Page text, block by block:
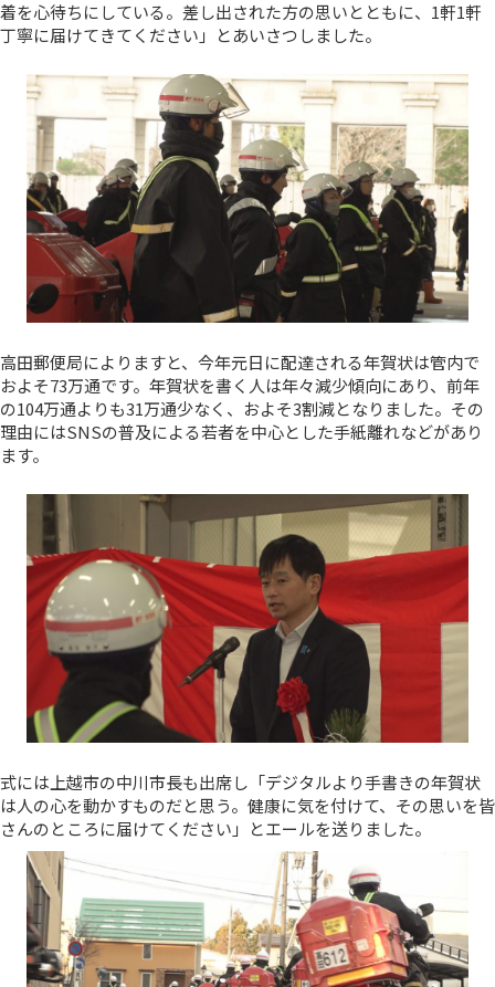
着を心待ちにしている。差し出された方の思いとともに、1軒1軒
丁寧に届けてきてください」とあいさつしました。
高田郵便局によりますと、今年元日に配達される年賀状は管内で
およそ73万通です。年賀状を書く人は年々減少傾向にあり、前年
の104万通よりも31万通少なく、およそ3割減となりました。その
理由にはSNSの普及による若者を中心とした手紙離れなどがあり
ます。
式には上越市の中川市長も出席し「デジタルより手書きの年賀状
は人の心を動かすものだと思う。健康に気を付けて、その思いを皆
さんのところに届けてください」とエールを送りました。